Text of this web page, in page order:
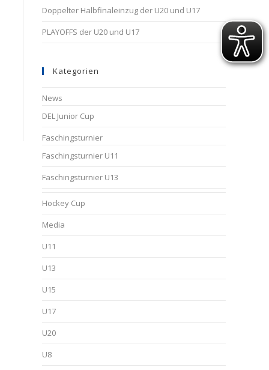
Doppelter Halbfinaleinzug der U20 und U17
PLAYOFFS der U20 und U17
Kategorien
News
DEL Junior Cup
Faschingsturnier
Faschingsturnier U11
Faschingsturnier U13
Hockey Cup
Media
U11
U13
U15
U17
U20
U8